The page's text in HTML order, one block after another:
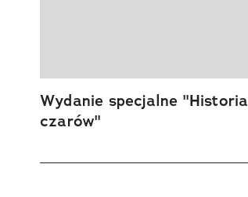
Wydanie specjalne "Historia
czarów"